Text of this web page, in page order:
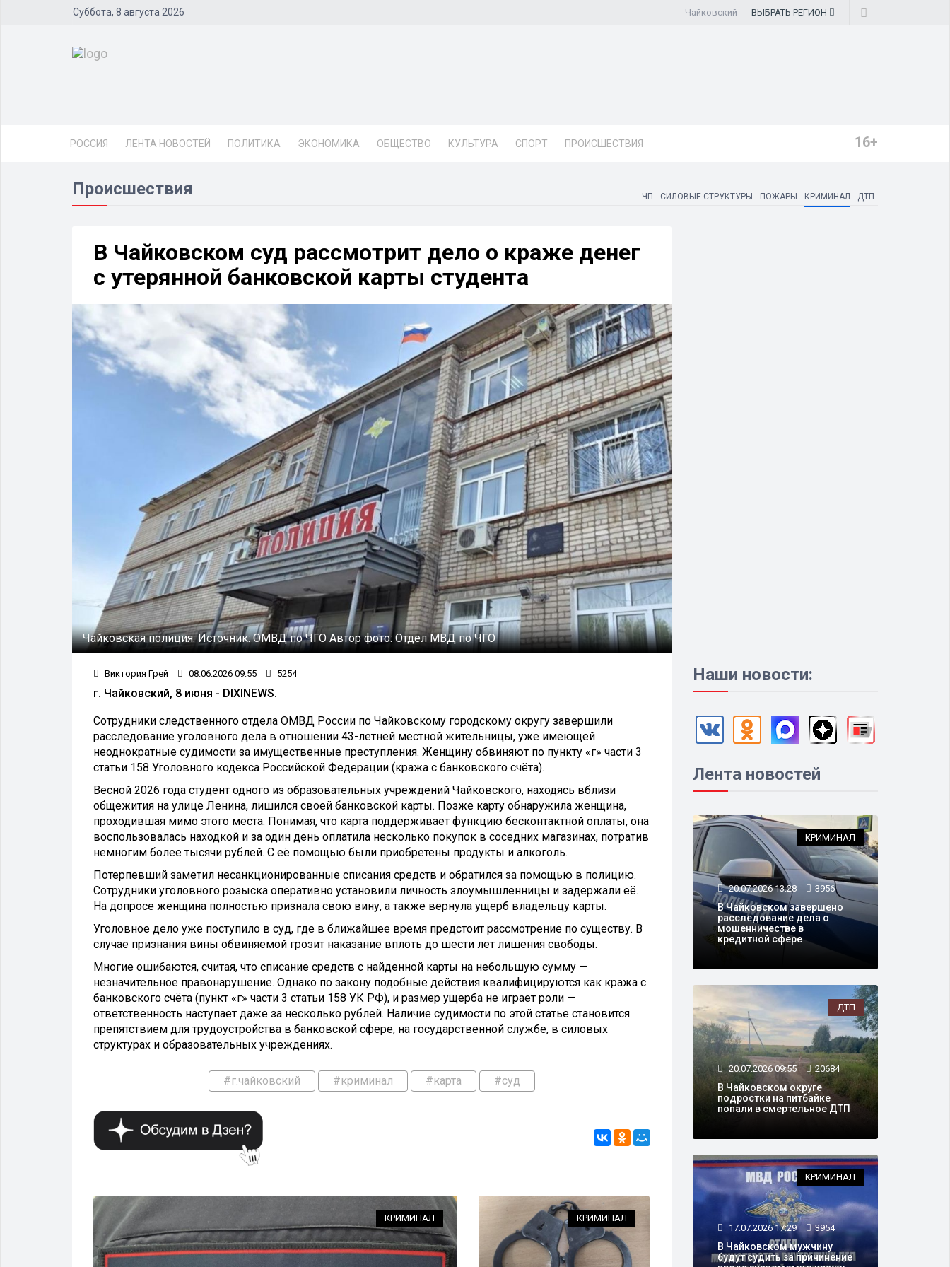
Суббота, 8 августа 2026 Чайковский ВЫБРАТЬ РЕГИОН
РОССИЯ ЛЕНТА НОВОСТЕЙ ПОЛИТИКА ЭКОНОМИКА ОБЩЕСТВО КУЛЬТУРА СПОРТ ПРОИСШЕСТВИЯ 16+
Происшествия ЧП СИЛОВЫЕ СТРУКТУРЫ ПОЖАРЫ КРИМИНАЛ ДТП
В Чайковском суд рассмотрит дело о краже денег
с утерянной банковской карты студента
Чайковская полиция.Источник:ОМВД по ЧГОАвтор фото: Отдел МВД по ЧГО
Виктория Грей 08.06.2026 09:55 5254
г. Чайковский, 8 июня - DIXINEWS.
Сотрудники следственного отдела ОМВД России по Чайковскому городскому округу завершили
расследование уголовного дела в отношении 43-летней местной жительницы, уже имеющей
неоднократные судимости за имущественные преступления. Женщину обвиняют по пункту «г» части 3
статьи 158 Уголовного кодекса Российской Федерации (кража с банковского счёта).
Весной 2026 года студент одного из образовательных учреждений Чайковского, находясь вблизи
общежития на улице Ленина, лишился своей банковской карты. Позже карту обнаружила женщина,
проходившая мимо этого места. Понимая, что карта поддерживает функцию бесконтактной оплаты, она
воспользовалась находкой и за один день оплатила несколько покупок в соседних магазинах, потратив
немногим более тысячи рублей. С её помощью были приобретены продукты и алкоголь.
Потерпевший заметил несанкционированные списания средств и обратился за помощью в полицию.
Сотрудники уголовного розыска оперативно установили личность злоумышленницы и задержали её.
На допросе женщина полностью признала свою вину, а также вернула ущерб владельцу карты.
Уголовное дело уже поступило в суд, где в ближайшее время предстоит рассмотрение по существу. В
случае признания вины обвиняемой грозит наказание вплоть до шести лет лишения свободы.
Многие ошибаются, считая, что списание средств с найденной карты на небольшую сумму —
незначительное правонарушение. Однако по закону подобные действия квалифицируются как кража с
банковского счёта (пункт «г» части 3 статьи 158 УК РФ), и размер ущерба не играет роли —
ответственность наступает даже за несколько рублей. Наличие судимости по этой статье становится
препятствием для трудоустройства в банковской сфере, на государственной службе, в силовых
структурах и образовательных учреждениях.
#г.чайковский #криминал #карта #суд
КРИМИНАЛ КРИМИНАЛ
КРИМИНАЛ
Наши новости:
Лента новостей
КРИМИНАЛ
20.07.2026 13:28 3956
В Чайковском завершено
расследование дела о
мошенничестве в
кредитной сфере
ДТП
20.07.2026 09:55 20684
В Чайковском округе
подростки на питбайке
попали в смертельное ДТП
КРИМИНАЛ
17.07.2026 17:29 3954
В Чайковском мужчину
будут судить за причинение